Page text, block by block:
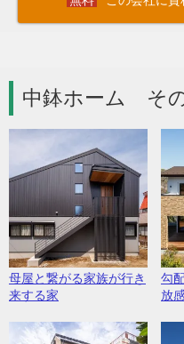
中鉢ホーム そ
母屋と繋がる家族が行き
来する家
勾
放